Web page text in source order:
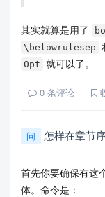
其实就算是用了
\belowrulesep
0pt 就可以了。
0 条评论
问 怎样在章节
首先你要确保有这
体。命令是：